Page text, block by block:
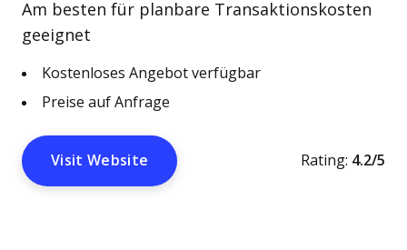
Am besten für planbare Transaktionskosten
geeignet
Kostenloses Angebot verfügbar
Preise auf Anfrage
Visit Website Rating: 4.2/5